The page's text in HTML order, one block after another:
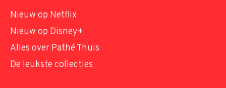
Nieuw op Netflix
Nieuw op Disney+
Alles over Pathé Thuis
De leukste collecties